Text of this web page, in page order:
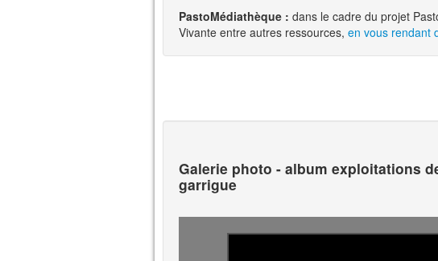
PastoMédiathèque : dans le cadre du projet
Vivante entre autres ressources, en vous rendant
Galerie photo - album exploitations
garrigue